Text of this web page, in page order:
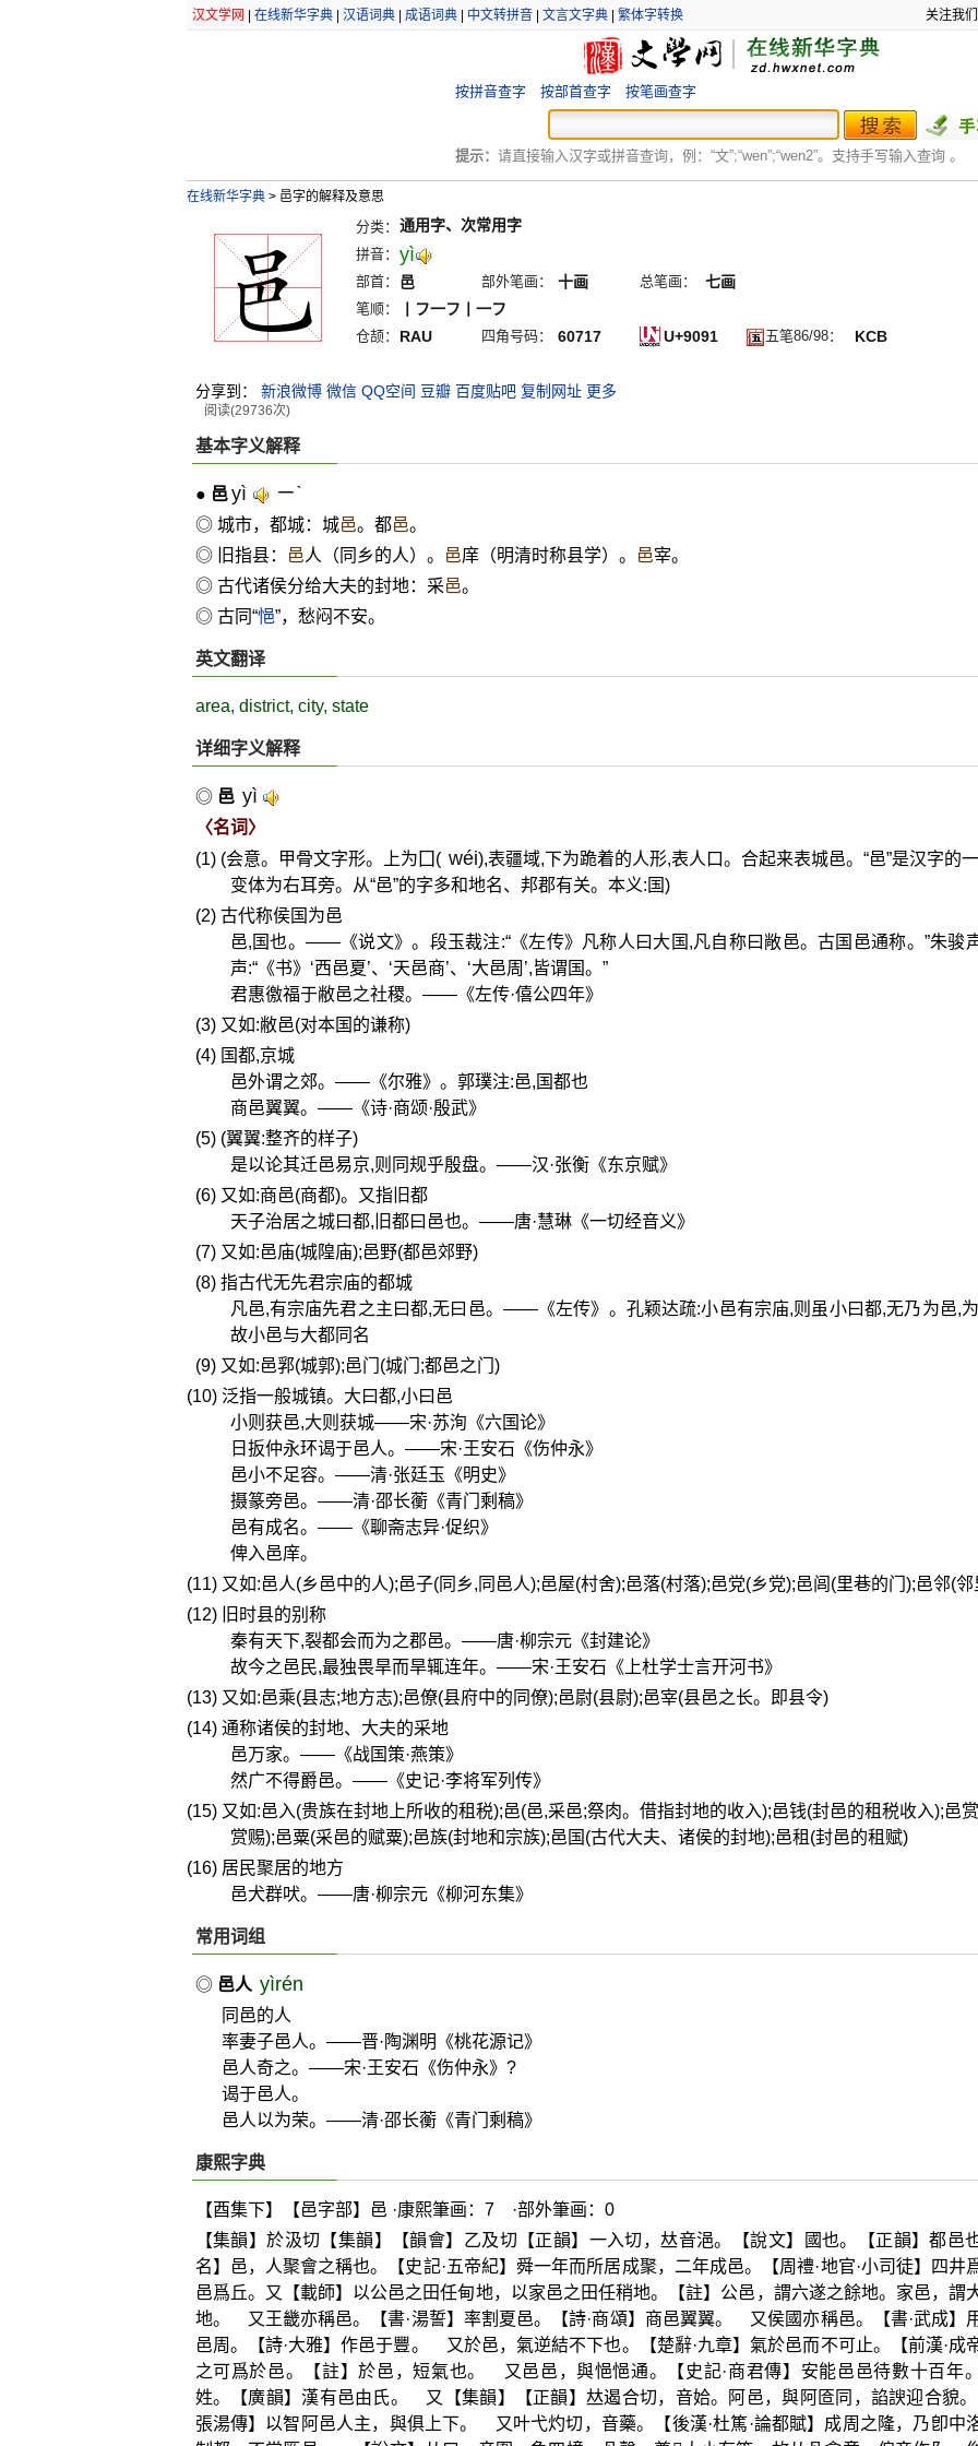
汉文学网 在线新华字典| 汉语词典| 成语词典| 中文转拼音| 文言文字典| 繁体字转换 关注我们
按拼音查字 按部首查字 按笔画查字
提示： 请直接输入汉字或拼音查询，例：“文”;“wen”;“wen2”。支持手写输入查询 。
在线新华字典 >邑字的解释及意思
分类： 通用字、次常用字
拼音： yì
部首： 邑 部外笔画： 十画 总笔画： 七画
笔顺： 丨フ一フ丨一フ
仓颉： RAU 四角号码： 60717 U+9091 五笔86/98： KCB
分享到： 新浪微博 微信 QQ空间 豆瓣 百度贴吧 复制网址 更多
阅读(29736次)
基本字义解释
● 邑 yì ㄧˋ
◎ 城市，都城：城邑。都邑。
◎ 旧指县：
邑人（同乡的人）。 邑庠（明清时称县学）。 邑宰。
◎ 古代诸侯分给大夫的封地：采邑。
◎ 古同“悒”，愁闷不安。
英文翻译
area, district, city, state
详细字义解释
◎ 邑 yì
〈名词〉
(1) (会意。甲骨文字形。上为囗( wéi),表疆域,下为跪着的人形,表人口。合起来表城邑。“邑”是汉字的
变体为右耳旁。从“邑”的字多和地名、邦郡有关。本义:国)
(2) 古代称侯国为邑
邑,国也。——《说文》。段玉裁注:“《左传》凡称人曰大国,凡自称曰敞邑。古国邑通称。”朱骏
声:“《书》‘西邑夏’、‘天邑商’、‘大邑周’,皆谓国。”
君惠徼福于敝邑之社稷。——《左传·僖公四年》
(3) 又如:敝邑(对本国的谦称)
(4) 国都,京城
邑外谓之郊。——《尔雅》。郭璞注:邑,国都也
商邑翼翼。——《诗·商颂·殷武》
(5) (翼翼:整齐的样子)
是以论其迁邑易京,则同规乎殷盘。——汉·张衡《东京赋》
(6) 又如:商邑(商都)。又指旧都
天子治居之城曰都,旧都曰邑也。——唐·慧琳《一切经音义》
(7) 又如:邑庙(城隍庙);邑野(都邑郊野)
(8) 指古代无先君宗庙的都城
凡邑,有宗庙先君之主曰都,无曰邑。——《左传》。孔颖达疏:小邑有宗庙,则虽小曰都,无乃为邑,
故小邑与大都同名
(9) 又如:邑郛(城郭);邑门(城门;都邑之门)
(10) 泛指一般城镇。大曰都,小曰邑
小则获邑,大则获城——宋·苏洵《六国论》
日扳仲永环谒于邑人。——宋·王安石《伤仲永》
邑小不足容。——清·张廷玉《明史》
摄篆旁邑。——清·邵长蘅《青门剩稿》
邑有成名。——《聊斋志异·促织》
俾入邑庠。
(11) 又如:邑人(乡邑中的人);邑子(同乡,同邑人);邑屋(村舍);邑落(村落);邑党(乡党);邑闾(里巷的门);邑邻(邻
(12) 旧时县的别称
秦有天下,裂都会而为之郡邑。——唐·柳宗元《封建论》
故今之邑民,最独畏旱而旱辄连年。——宋·王安石《上杜学士言开河书》
(13) 又如:邑乘(县志;地方志);邑僚(县府中的同僚);邑尉(县尉);邑宰(县邑之长。即县令)
(14) 通称诸侯的封地、大夫的采地
邑万家。——《战国策·燕策》
然广不得爵邑。——《史记·李将军列传》
(15) 又如:邑入(贵族在封地上所收的租税);邑(邑,采邑;祭肉。借指封地的收入);邑钱(封邑的租税收入);邑
赏赐);邑粟(采邑的赋粟);邑族(封地和宗族);邑国(古代大夫、诸侯的封地);邑租(封邑的租赋)
(16) 居民聚居的地方
邑犬群吠。——唐·柳宗元《柳河东集》
常用词组
◎ 邑人 yìrén
同邑的人
率妻子邑人。——晋·陶渊明《桃花源记》
邑人奇之。——宋·王安石《伤仲永》?
谒于邑人。
邑人以为荣。——清·邵长蘅《青门剩稿》
康熙字典
【酉集下】【邑字部】邑 ·康熙筆画：7 ·部外筆画：0
【集韻】於汲切【集韻】【韻會】乙及切【正韻】一入切，𠀤音浥。【說文】國也。【正韻】都邑
名】邑，人聚會之稱也。【史記·五帝紀】舜一年而所居成聚，二年成邑。【周禮·地官·小司徒】四井
邑爲丘。又【載師】以公邑之田任甸地，以家邑之田任稍地。【註】公邑，謂六遂之餘地。家邑，謂
地。 又王畿亦稱邑。【書·湯誓】率割夏邑。【詩·商頌】商邑翼翼。 又侯國亦稱邑。【書·武成】
邑周。【詩·大雅】作邑于豐。 又於邑，氣逆結不下也。【楚辭·九章】氣於邑而不可止。【前漢·成
之可爲於邑。【註】於邑，短氣也。 又邑邑，與悒悒通。【史記·商君傳】安能邑邑待數十百
姓。【廣韻】漢有邑由氏。 又【集韻】【正韻】𠀤遏合切，音姶。阿邑，與阿匼同，諂諛迎合貌。
張湯傳】以智阿邑人主，與俱上下。 又叶弋灼切，音藥。【後漢·杜篤·論都賦】成周之隆，乃卽中